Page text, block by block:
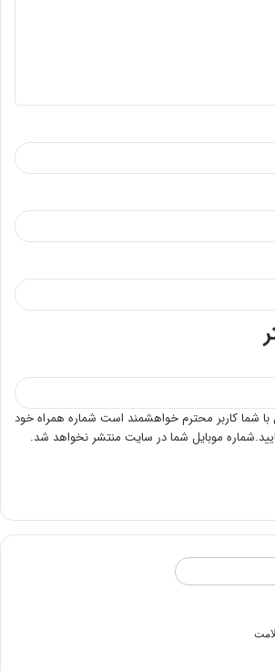
با شما کاربر محترم خواهشمند است شماره همراه خود
موبایل شما در سایت منتشر نخواهد شد.